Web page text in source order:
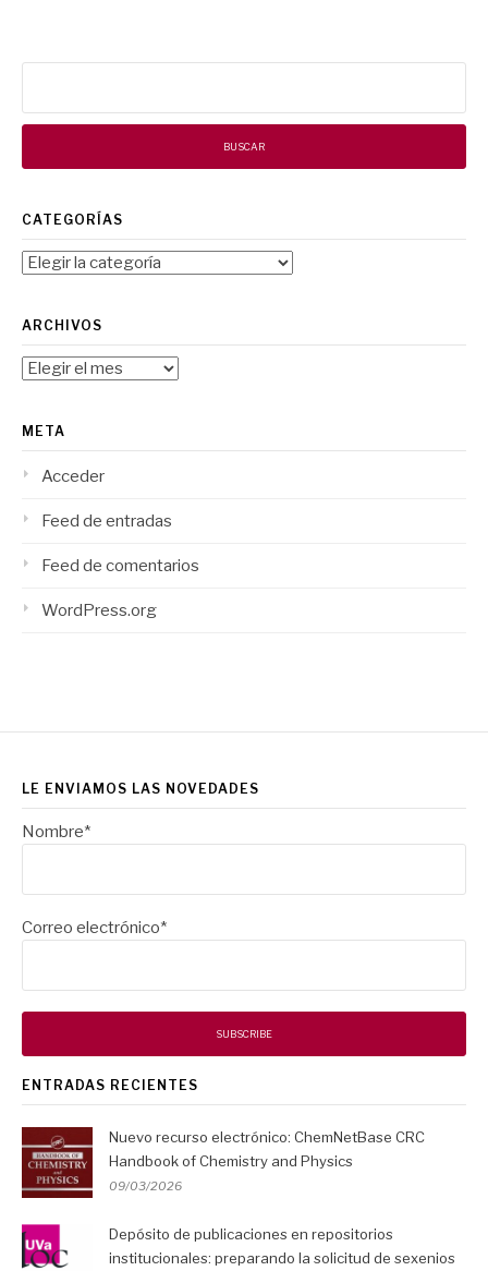
CATEGORÍAS
Categorías
ARCHIVOS
Archivos
META
Acceder
Feed de entradas
Feed de comentarios
WordPress.org
LE ENVIAMOS LAS NOVEDADES
Nombre*
Correo electrónico*
ENTRADAS RECIENTES
Nuevo recurso electrónico: ChemNetBase CRC
Handbook of Chemistry and Physics
09/03/2026
Depósito de publicaciones en repositorios
institucionales: preparando la solicitud de sexenios